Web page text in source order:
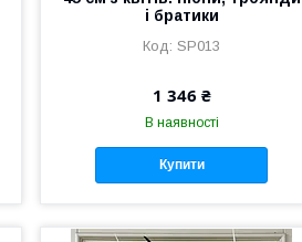
і братики
SP013
1 346 ₴
В наявності
Купити